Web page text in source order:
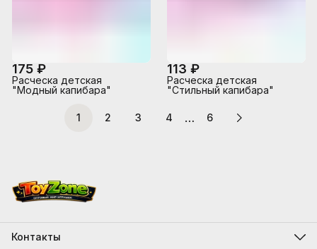
175 ₽
Расческа детская
"Модный капибара"
113 ₽
Расческа детская
"Стильный капибара"
1 2 3 4 … 6
Контакты